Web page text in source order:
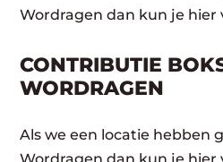
Wordragen dan kun je hier
CONTRIBUTIE
WORDRAGEN
Als we een locatie hebben